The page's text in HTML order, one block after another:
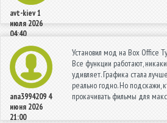
avt-kiev1
июля 2026
04:40
ana3994209 4
июня 2026
21:00
Установил мод на Box Office
Все функции работают,
удивляет. Графика стала
реально годно. Но подскажи,
прокачивать фильмы для